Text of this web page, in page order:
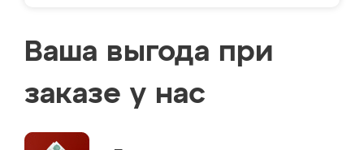
Ваша выгода при
заказе у нас